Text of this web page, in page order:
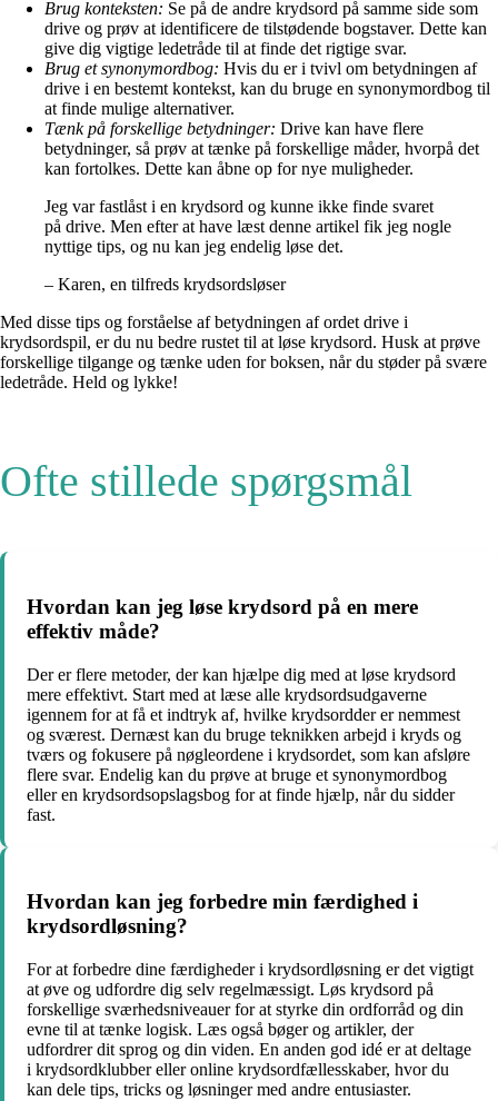
Brug konteksten: Se på de andre krydsord på samme side som
drive og prøv at identificere de tilstødende bogstaver. Dette kan
give dig vigtige ledetråde til at finde det rigtige svar.
Brug et synonymordbog: Hvis du er i tvivl om betydningen af ​​
drive i en bestemt kontekst, kan du bruge en synonymordbog til
at finde mulige alternativer.
Tænk på forskellige betydninger: Drive kan have flere
betydninger, så prøv at tænke på forskellige måder, hvorpå det
kan fortolkes. Dette kan åbne op for nye muligheder.
Jeg var fastlåst i en krydsord og kunne ikke finde svaret
på drive. Men efter at have læst denne artikel fik jeg nogle
nyttige tips, og nu kan jeg endelig løse det.
– Karen, en tilfreds krydsordsløser
Med disse tips og forståelse af betydningen af ​​ordet drive i
krydsordspil, er du nu bedre rustet til at løse krydsord. Husk at prøve
forskellige tilgange og tænke uden for boksen, når du støder på svære
ledetråde. Held og lykke!
Ofte stillede spørgsmål
Hvordan kan jeg løse krydsord på en mere
effektiv måde?
Der er flere metoder, der kan hjælpe dig med at løse krydsord
mere effektivt. Start med at læse alle krydsordsudgaverne
igennem for at få et indtryk af, hvilke krydsordder er nemmest
og sværest. Dernæst kan du bruge teknikken arbejd i kryds og
tværs og fokusere på nøgleordene i krydsordet, som kan afsløre
flere svar. Endelig kan du prøve at bruge et synonymordbog
eller en krydsordsopslagsbog for at finde hjælp, når du sidder
fast.
Hvordan kan jeg forbedre min færdighed i
krydsordløsning?
For at forbedre dine færdigheder i krydsordløsning er det vigtigt
at øve og udfordre dig selv regelmæssigt. Løs krydsord på
forskellige sværhedsniveauer for at styrke din ordforråd og din
evne til at tænke logisk. Læs også bøger og artikler, der
udfordrer dit sprog og din viden. En anden god idé er at deltage
i krydsordklubber eller online krydsordfællesskaber, hvor du
kan dele tips, tricks og løsninger med andre entusiaster.